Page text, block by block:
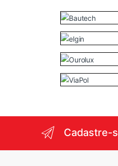
Cadastre-